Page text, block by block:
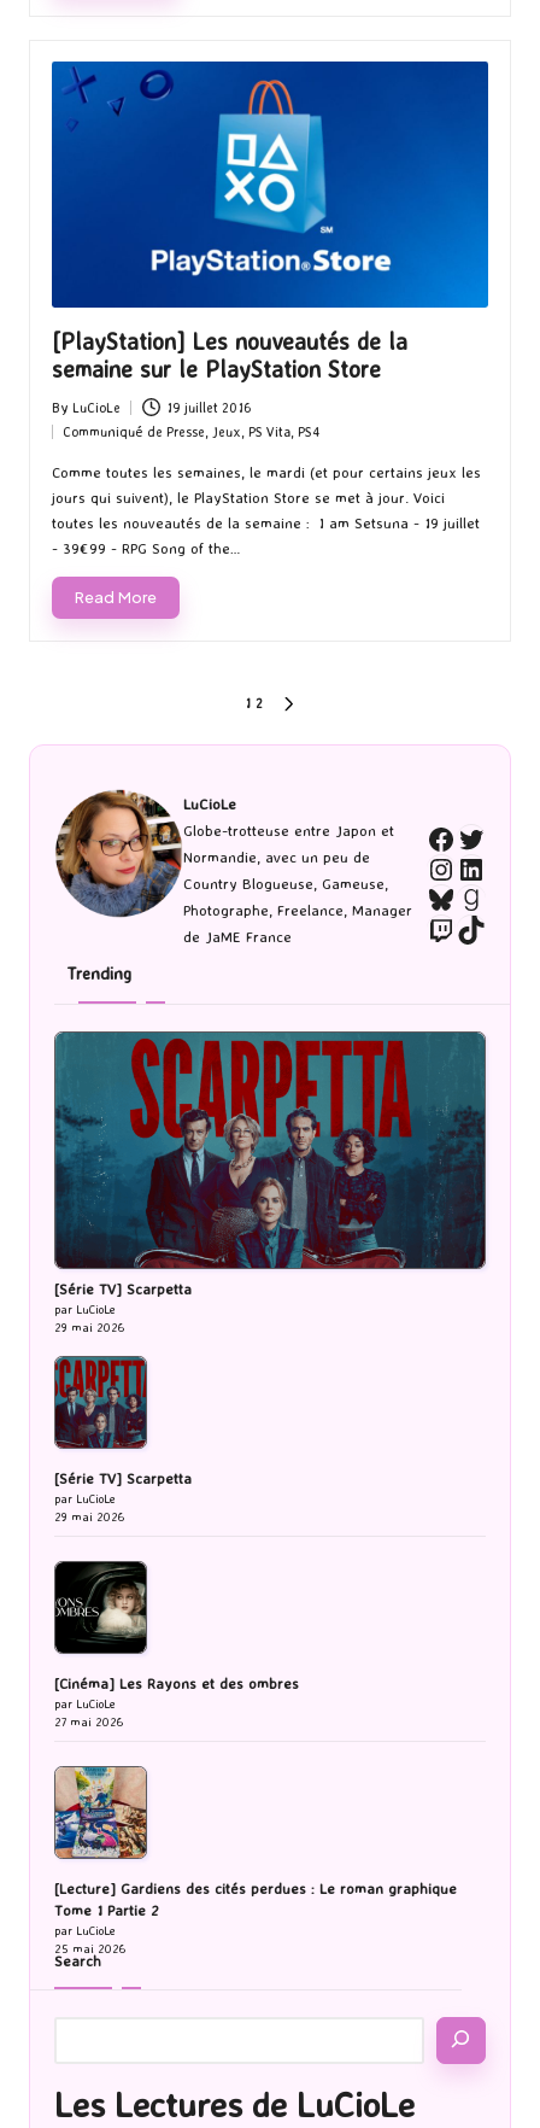
[PlayStation] Les nouveautés de la
semaine sur le PlayStation Store
Posted
by
By LuCioLe 19 juillet 2016
Posted
in
Communiqué de Presse, Jeux,PS Vita,PS4
Comme toutes les semaines, le mardi (et pour certains jeux les
jours qui suivent), le PlayStation Store se met à jour. Voici
toutes les nouveautés de la semaine : I am Setsuna - 19 juillet
- 39€99 - RPG Song of the…
Read More
des
publications
1 2
LuCioLe
Globe-trotteuse entre Japon et
Normandie, avec un peu de
Country Blogueuse, Gameuse,
Photographe, Freelance, Manager
de JaME France
Bluesky
TwitchTikTok
Trending
[Série TV] Scarpetta
par LuCioLe
29 mai 2026
[Série TV] Scarpetta
par LuCioLe
29 mai 2026
[Cinéma] Les Rayons et des ombres
par LuCioLe
27 mai 2026
[Lecture] Gardiens des cités perdues : Le roman graphique
Tome 1 Partie 2
par LuCioLe
25 mai 2026
Search
Les Lectures de LuCioLe